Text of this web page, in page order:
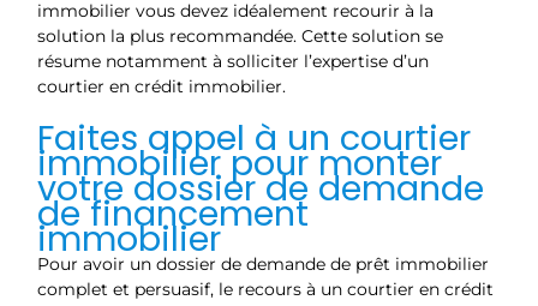
immobilier vous devez idéalement recourir à la
solution la plus recommandée. Cette solution se
résume notamment à solliciter l’expertise d’un
courtier en crédit immobilier.
Faites appel à un courtier
immobilier pour monter
votre dossier de demande
de financement
immobilier
Pour avoir un dossier de demande de prêt immobilier
complet et persuasif, le recours à un courtier en crédit